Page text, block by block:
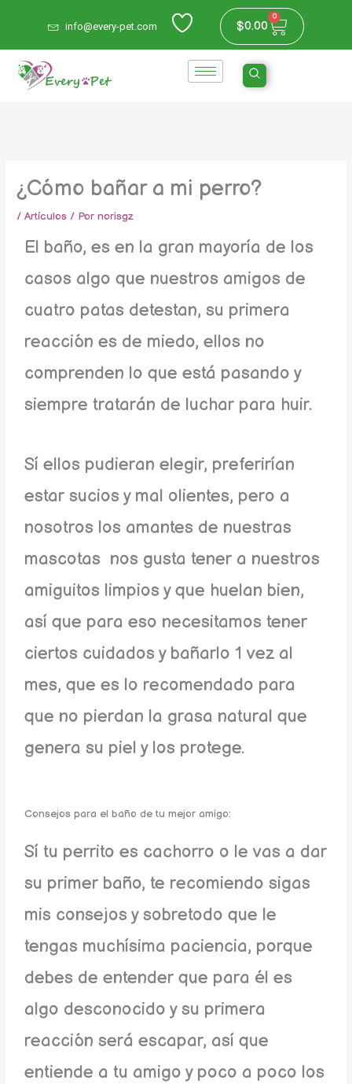
contenido
info@every-pet.com $0.00
0
Carrito
¿Cómo bañar a mi perro?
/Artículos / Pornorisgz
El baño, es en la gran mayoría de los
casos algo que nuestros amigos de
cuatro patas detestan, su primera
reacción es de miedo, ellos no
comprenden lo que está pasando y
siempre tratarán de luchar para huir.
Sí ellos pudieran elegir, preferirían
estar sucios y mal olientes, pero a
nosotros los amantes de nuestras
mascotas nos gusta tener a nuestros
amiguitos limpios y que huelan bien,
así que para eso necesitamos tener
ciertos cuidados y bañarlo 1 vez al
mes, que es lo recomendado para
que no pierdan la grasa natural que
genera su piel y los protege.
Consejos para el baño de tu mejor amigo:
Sí tu perrito es cachorro o le vas a dar
su primer baño, te recomiendo sigas
mis consejos y sobretodo que le
tengas muchísima paciencia, porque
debes de entender que para él es
algo desconocido y su primera
reacción será escapar, así que
entiende a tu amigo y poco a poco los